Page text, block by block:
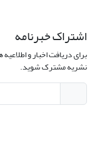
اشتراک خبرنامه
برای دریافت اخبار و
نشریه مشترک شوید.